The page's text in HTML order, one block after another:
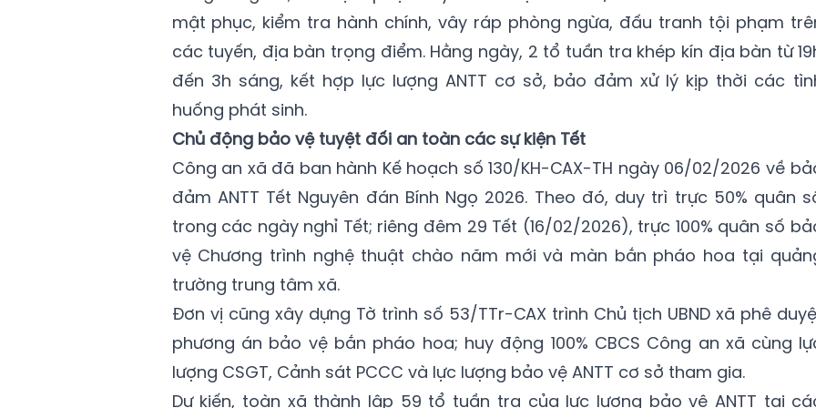
mật phục, kiểm tra hành chính, vây ráp phòng ngừa, đấu tranh tội phạm
các tuyến, địa bàn trọng điểm. Hằng ngày, 2 tổ tuần tra khép kín địa bàn từ
đến 3h sáng, kết hợp lực lượng ANTT cơ sở, bảo đảm xử lý kịp thời các
huống phát sinh.
Chủ động bảo vệ tuyệt đối an toàn các sự kiện Tết
Công an xã đã ban hành Kế hoạch số 130/KH-CAX-TH ngày 06/02/2026 về
đảm ANTT Tết Nguyên đán Bính Ngọ 2026. Theo đó, duy trì trực 50% quân
trong các ngày nghỉ Tết; riêng đêm 29 Tết (16/02/2026), trực 100% quân số
vệ Chương trình nghệ thuật chào năm mới và màn bắn pháo hoa tại
trường trung tâm xã.
Đơn vị cũng xây dựng Tờ trình số 53/TTr-CAX trình Chủ tịch UBND xã phê
phương án bảo vệ bắn pháo hoa; huy động 100% CBCS Công an xã cùng
lượng CSGT, Cảnh sát PCCC và lực lượng bảo vệ ANTT cơ sở tham gia.
Dự kiến, toàn xã thành lập 59 tổ tuần tra của lực lượng bảo vệ ANTT tại